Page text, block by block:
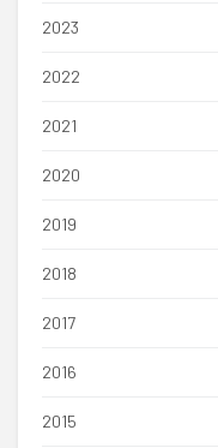
2023
2022
2021
2020
2019
2018
2017
2016
2015